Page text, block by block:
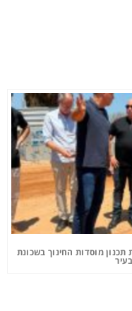
מוסדות החינוך בשכונת